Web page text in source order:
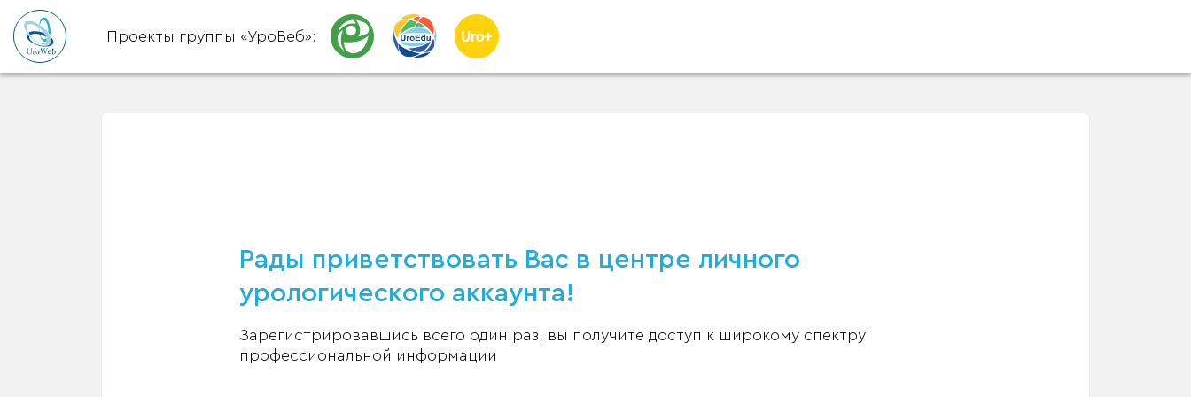
Проекты группы «УроВеб»:
Рады приветствовать Вас в центре личного
урологического аккаунта!
Зарегистрировавшись всего один раз, вы получите доступ к широкому спектру
профессиональной информации